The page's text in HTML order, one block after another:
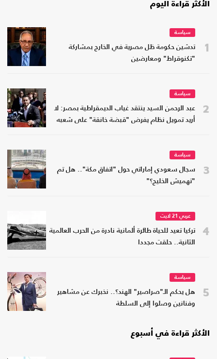
الأكثر قراءة اليوم
1
سياسة
تدشين حكومة ظل مصرية في الخارج بمشاركة
"تكنوقراط" ومعارضين
2
سياسة
عبد الرحمن السيد ينتقد غياب الديمقراطية بمصر: لا
أريد تمويل نظام يفرض "قبضة خانقة" على شعبه
3
سياسة
سجال سعودي إماراتي حول "اتفاق مكة".. هل تم
"تهميش الخليج؟"
4
عربي 21 لايت
تركيا تعيد للحياة طائرة ألمانية نادرة من الحرب العالمية
الثانية.. حلقت مجددا
5
سياسة
هل يحكم الـ"صراصير" الهند؟.. نخبرك عن مشاهير
وفنانين وصلوا إلى السلطة
الأكثر قراءة في أسبوع